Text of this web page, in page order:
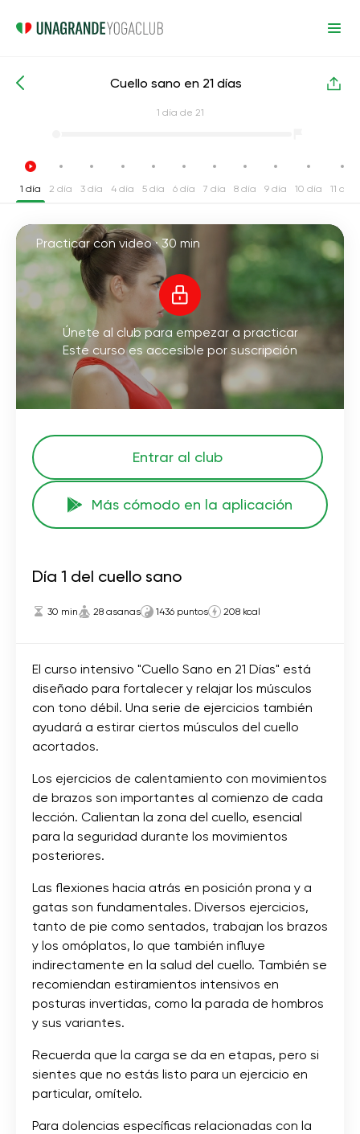
Cursos intensivos de yoga Cuello
Cuello sano en 21 días
1 día de 21
1 día 2 día 3 día 4 día 5 día 6 día 7 día 8 día 9 día 10 día 11 día
Practicar con video ·30 min
Únete al club para empezar a practicar
Este curso es accesible por suscripción
Entrar al club
Más cómodo en la aplicación
Día 1 del cuello sano
30 min 28 asanas 1436 puntos 208 kcal
El curso intensivo "Cuello Sano en 21 Días" está
diseñado para fortalecer y relajar los músculos
con tono débil. Una serie de ejercicios también
ayudará a estirar ciertos músculos del cuello
acortados.
Los ejercicios de calentamiento con movimientos
de brazos son importantes al comienzo de cada
lección. Calientan la zona del cuello, esencial
para la seguridad durante los movimientos
posteriores.
Las flexiones hacia atrás en posición prona y a
gatas son fundamentales. Diversos ejercicios,
tanto de pie como sentados, trabajan los brazos
y los omóplatos, lo que también influye
indirectamente en la salud del cuello. También se
recomiendan estiramientos intensivos en
posturas invertidas, como la parada de hombros
y sus variantes.
Recuerda que la carga se da en etapas, pero si
sientes que no estás listo para un ejercicio en
particular, omítelo.
Para dolencias específicas relacionadas con la